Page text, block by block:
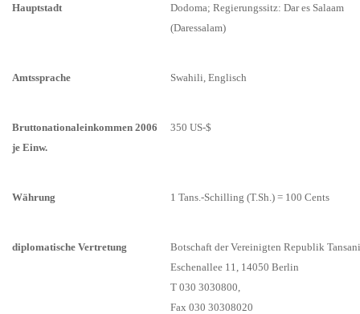
Hauptstadt
Dodoma; Regierungssitz: Dar es Salaam
(Daressalam)
Amtssprache Swahili, Englisch
Bruttonationaleinkommen 2006
je Einw.
350 US-$
Währung 1 Tans.-Schilling (T.Sh.) = 100 Cents
diplomatische Vertretung
Botschaft der Vereinigten Republik
Eschenallee 11, 14050 Berlin
T 030 3030800,
Fax 030 30308020